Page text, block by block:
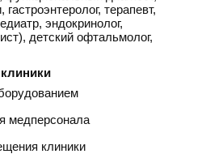
гастроэнтеролог, терапевт,
эндокринолог,
детский офтальмолог,
медперсонала
клиники